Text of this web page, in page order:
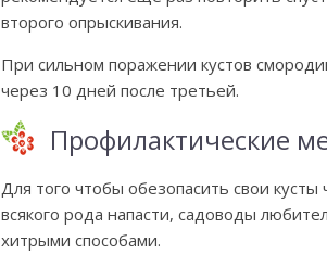
второго опрыскивания.
При сильном поражении кустов
через 10 дней после третьей.
Профилактические
Для того чтобы обезопасить свои
всякого рода напасти, садоводы
хитрыми способами.